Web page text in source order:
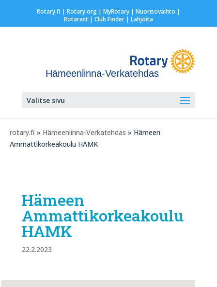
Rotary.fi | Rotary.org| MyRotary | Nuorisovaihto |
Rotaract| Club Finder| Lahjoita
Hämeenlinna-Verkatehdas
Valitse sivu
rotary.fi » Hämeenlinna-Verkatehdas » Hämeen
Ammattikorkeakoulu HAMK
Hämeen
Ammattikorkeakoulu
HAMK
22.2.2023